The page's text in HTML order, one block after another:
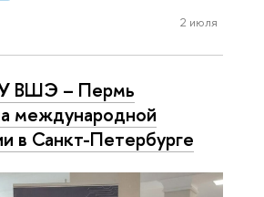
2 июля
ВШЭ – Пермь
международной
в Санкт-Петербурге